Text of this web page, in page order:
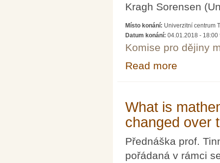
Kragh Sorensen
Místo konání: Univerzitní centrum
Datum konání: 04.01.2018 - 18:00
Komise pro dějiny
Read more
What is
changed over
Přednáška prof.
pořádaná v rámci